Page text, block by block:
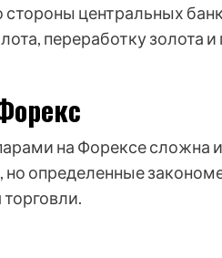
центральных
переработку золота
на Форексе сложна
определенные